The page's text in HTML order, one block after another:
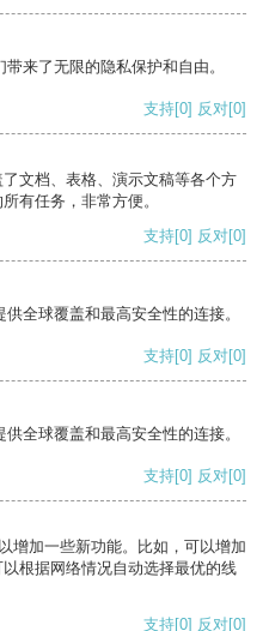
来了无限的隐私保护和自由。
支持[0] 反对[0]
文档、表格、演示文稿等各个方
有任务，非常方便。
支持[0] 反对[0]
全球覆盖和最高安全性的连接。
支持[0] 反对[0]
全球覆盖和最高安全性的连接。
支持[0] 反对[0]
增加一些新功能。比如，可以增加
根据网络情况自动选择最优的线
支持[0] 反对[0]